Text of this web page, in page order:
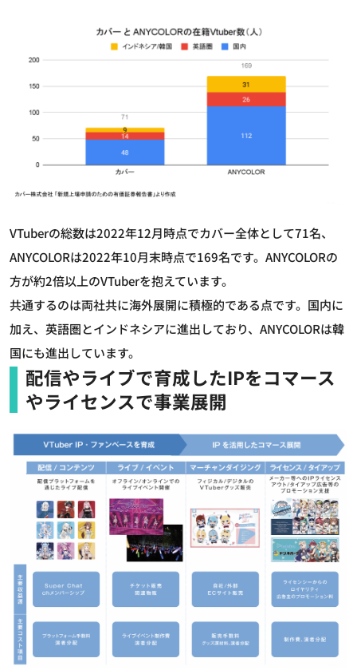
VTuberの総数は2022年12月時点でカバー全体として71名、
ANYCOLORは2022年10月末時点で169名です。ANYCOLORの
方が約2倍以上のVTuberを抱えています。
共通するのは両社共に海外展開に積極的である点です。国内に
加え、英語圏とインドネシアに進出しており、ANYCOLORは韓
国にも進出しています。
配信やライブで育成したIPをコマース
やライセンスで事業展開